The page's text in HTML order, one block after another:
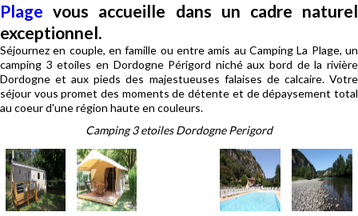
Plage vous accueille dans un cadre naturel
exceptionnel.
Séjournez en couple, en famille ou entre amis au Camping La Plage, un
camping 3 etoiles en Dordogne Périgord niché aux bord de la rivière
Dordogne et aux pieds des majestueuses falaises de calcaire. Votre
séjour vous promet des moments de détente et de dépaysement total
au coeur d'une région haute en couleurs.
Camping 3 etoiles Dordogne Perigord